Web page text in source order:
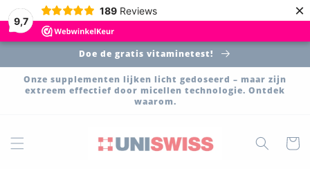
9,7
189 Reviews ×
naar de
content
Doe de gratis vitaminetest!
Onze supplementen lijken licht gedoseerd – maar zijn
extreem effectief door micellen technologie. Ontdek
waarom.